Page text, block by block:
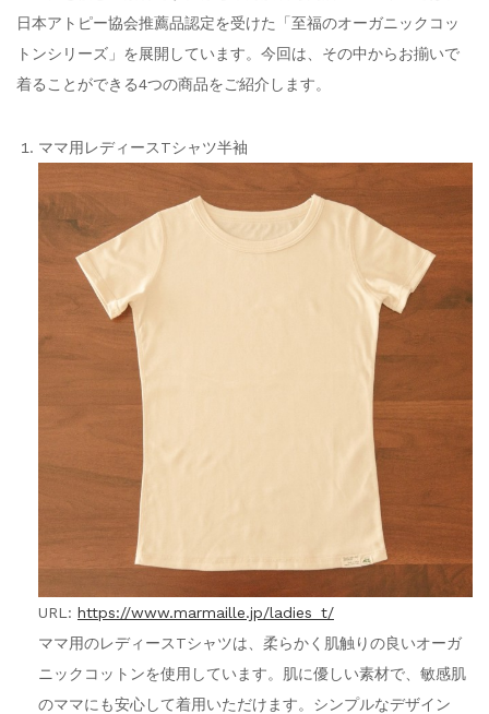
日本アトピー協会推薦品認定を受けた「至福のオーガニックコッ
トンシリーズ」を展開しています。今回は、その中からお揃いで
着ることができる4つの商品をご紹介します。
ママ用レディースTシャツ半袖
URL: https://www.marmaille.jp/ladies_t/
ママ用のレディースTシャツは、柔らかく肌触りの良いオーガ
ニックコットンを使用しています。肌に優しい素材で、敏感肌
のママにも安心して着用いただけます。シンプルなデザイン